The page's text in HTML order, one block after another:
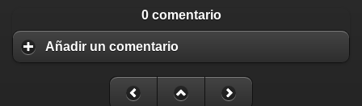
0 comentario
Añadir un comentario